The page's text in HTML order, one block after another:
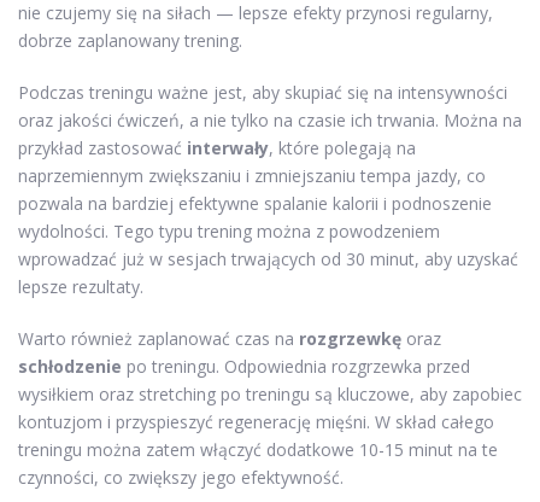
nie czujemy się na siłach — lepsze efekty przynosi regularny,
dobrze zaplanowany trening.
Podczas treningu ważne jest, aby skupiać się na intensywności
oraz jakości ćwiczeń, a nie tylko na czasie ich trwania. Można na
przykład zastosować interwały, które polegają na
naprzemiennym zwiększaniu i zmniejszaniu tempa jazdy, co
pozwala na bardziej efektywne spalanie kalorii i podnoszenie
wydolności. Tego typu trening można z powodzeniem
wprowadzać już w sesjach trwających od 30 minut, aby uzyskać
lepsze rezultaty.
Warto również zaplanować czas na rozgrzewkę oraz
schłodzenie po treningu. Odpowiednia rozgrzewka przed
wysiłkiem oraz stretching po treningu są kluczowe, aby zapobiec
kontuzjom i przyspieszyć regenerację mięśni. W skład całego
treningu można zatem włączyć dodatkowe 10-15 minut na te
czynności, co zwiększy jego efektywność.